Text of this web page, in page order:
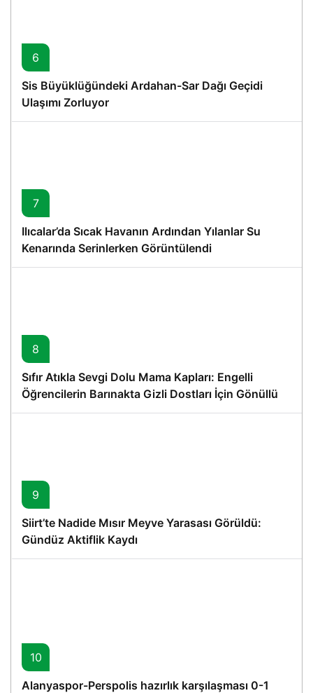
6
Sis Büyüklüğündeki Ardahan-Sar Dağı Geçidi
Ulaşımı Zorluyor
7
Ilıcalar’da Sıcak Havanın Ardından Yılanlar Su
Kenarında Serinlerken Görüntülendi
8
Sıfır Atıkla Sevgi Dolu Mama Kapları: Engelli
Öğrencilerin Barınakta Gizli Dostları İçin Gönüllü
Proje
9
Siirt’te Nadide Mısır Meyve Yarasası Görüldü:
Gündüz Aktiflik Kaydı
10
Alanyaspor-Perspolis hazırlık karşılaşması 0-1